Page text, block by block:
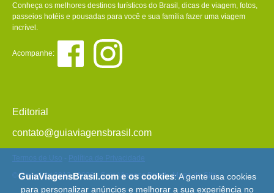
Conheça os melhores destinos turísticos do Brasil, dicas de viagem, fotos,
passeios hotéis e pousadas para você e sua família fazer uma viagem
incrível.
Acompanhe:
Editorial
contato@guiaviagensbrasil.com
Termos de Uso
Política de Privacidade
© Copyright 2013 - 2026 - Guia Viagens Brasil -Mapa do Site
GuiaViagensBrasil.com e os cookies: A gente usa cookies
para personalizar anúncios e melhorar a sua experiência no